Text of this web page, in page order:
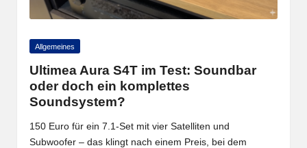
Posted
Allgemeines
Ultimea Aura S4T im Test: Soundbar
oder doch ein komplettes
Soundsystem?
150 Euro für ein 7.1-Set mit vier Satelliten und
Subwoofer – das klingt nach einem Preis, bei dem